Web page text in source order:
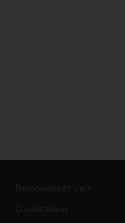
Гипермаркет Уют
О компании